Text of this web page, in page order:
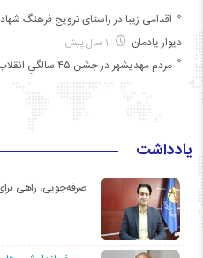
اقدامی زیبا در راستای ترویج فرهنگ
دیوار یادمان
مردم مهدیشهر در جشن ۴۵ سالگیِ انقلاب
یادداشت
صرفه‌جویی، راهی